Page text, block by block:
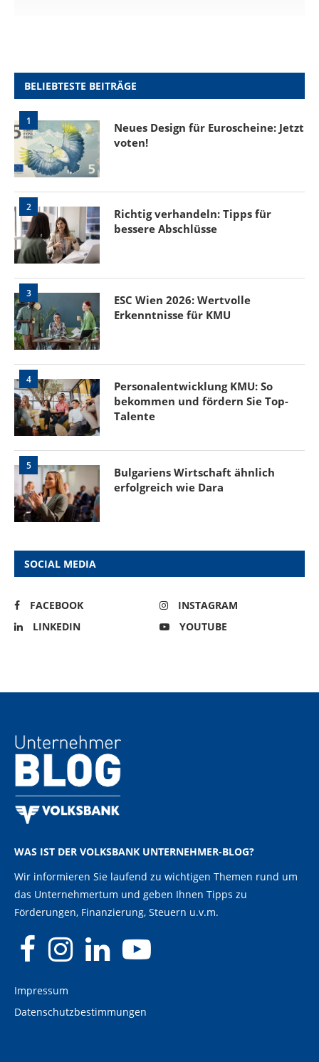
BELIEBTESTE BEITRÄGE
1
Neues Design für Euroscheine: Jetzt
voten!
2
Richtig verhandeln: Tipps für
bessere Abschlüsse
3
ESC Wien 2026: Wertvolle
Erkenntnisse für KMU
4
Personalentwicklung KMU: So
bekommen und fördern Sie Top-
Talente
5
Bulgariens Wirtschaft ähnlich
erfolgreich wie Dara
SOCIAL MEDIA
FACEBOOK
INSTAGRAM
LINKEDIN
YOUTUBE
WAS IST DER VOLKSBANK UNTERNEHMER-BLOG?
Wir informieren Sie laufend zu wichtigen Themen rund um
das Unternehmertum und geben Ihnen Tipps zu
Förderungen, Finanzierung, Steuern u.v.m.
Impressum
Datenschutzbestimmungen